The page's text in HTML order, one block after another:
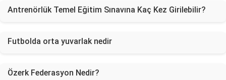
Antrenörlük Temel Eğitim Sınavına Kaç Kez Girilebilir?
Futbolda orta yuvarlak nedir
Özerk Federasyon Nedir?